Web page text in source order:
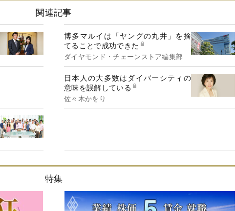
関連記事
博多マルイは「ヤングの丸井」を捨
てることで成功できた
ダイヤモンド・チェーンストア編集部
日本人の大多数はダイバーシティの
意味を誤解している
佐々木かをり
特集